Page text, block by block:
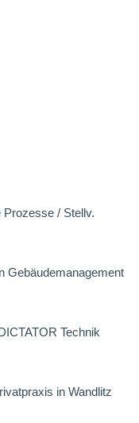
Prozesse / Stellv.
Gebäudemanagement
Technik
in Wandlitz